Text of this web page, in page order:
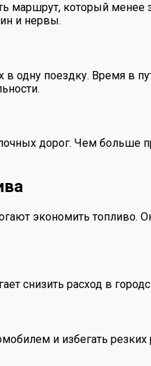
маршрут, который менее
и нервы.
одну поездку. Время в
дорог. Чем
экономить топливо.
снизить расход в
и избегать